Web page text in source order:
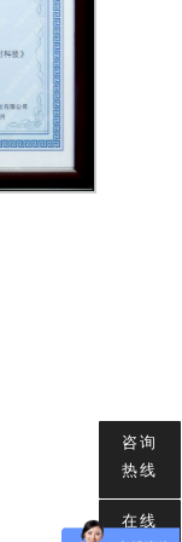
咨询
热线
在线